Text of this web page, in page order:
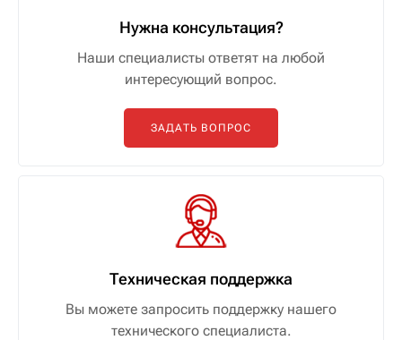
Нужна консультация?
Наши специалисты ответят на любой
интересующий вопрос.
ЗАДАТЬ ВОПРОС
Техническая поддержка
Вы можете запросить поддержку нашего
технического специалиста.